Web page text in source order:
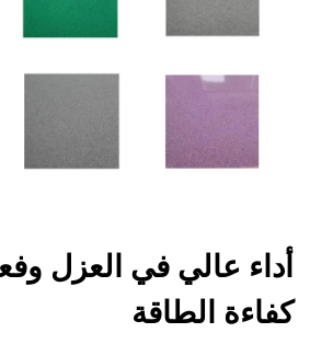
أداء عالي في العزل
كفاءة الطاقة